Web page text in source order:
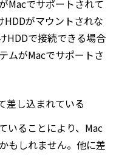
Macでサポートされて
HDDがマウントされな
HDDで接続できる場合
ムがMacでサポートさ
差し込まれている
いることにより、Mac
もしれません。他に差